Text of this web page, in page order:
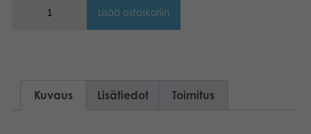
Lisää ostoskoriin
Kuvaus Lisätiedot Toimitus